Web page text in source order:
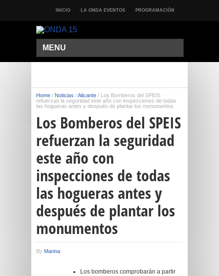
INICIO LA ONDA EVENTOS PROGRAMACIÓN
MENU
Home / Noticias /Alicante / Los Bomberos del SPEIS
refuerzan la seguridad este año con inspecciones de todas
las hogueras antes y después de plantar los monumentos
Los Bomberos del SPEIS
refuerzan la seguridad
este año con
inspecciones de todas
las hogueras antes y
después de plantar los
monumentos
By Marina
Los bomberos comprobarán a partir